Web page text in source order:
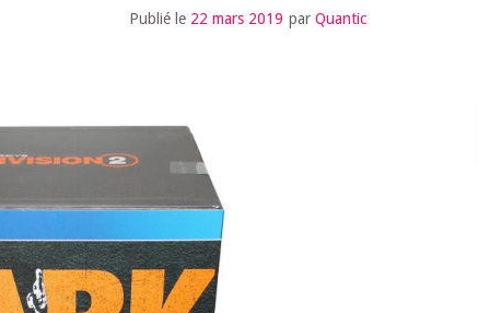
Publié le 22 mars 2019 par Quantic